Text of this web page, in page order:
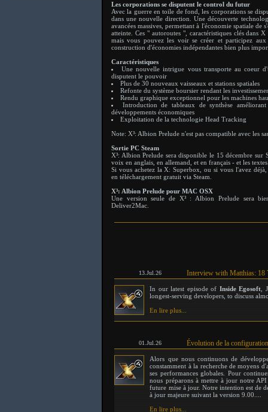
Les corporations se disputent le control du futur
Avec la guerre en toile de fond, les corporations se
dans une nouvelle direction. Une découverte
avancées massives, permettant à l'économie spatiale de
atteinte. Ces " autoroutes ", caractéristiques clés dans
mais vous pouvez les voir se créer et participez
construction d'économies indépendantes bien plus
Caractéristiques
Une nouvelle intrigue vous transporte au coeur
disputent le pouvoir
Plus de 30 nouveaux vaisseaux et stations spatiales
Refonte du système boursier rendant les
Rendu graphique exceptionnel pour les machines
Introduction de tableaux de synthèse
développements économiques
Exploitation de la technologie Head Tracking
Note: X³: Albion Prelude n'est pas compatible avec les
Sortie PC Steam
X³: Albion Prelude sera disponible le 15 décembre sur
voix en anglais, en allemand, et en français - et les
Si vous achetez la X: Superbox, ou si vous l'avez
en téléchargement gratuit via Steam.
X³: Albion Prelude pour MAC OSX
Une version seule de X³ : Albion Prelude sera
Deliver2Mac.
13.Jul.26 Interview with Matthias: 18
In our latest episode of Inside Egosoft ,
longest-serving developers, to discuss
En lire plus...
01.Jul.26 Évolution de la
Alors que nous continuons de
constamment à la recherche de moyens
ses performances globales. Pour
nous préparons à mettre à jour notre
future mise à jour. Notre intention est de
à jour majeure suivant la version 9.00....
En lire plus...